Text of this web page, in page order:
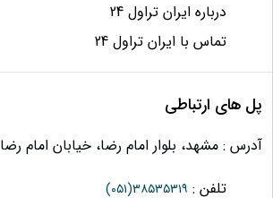
درباره ایران تراول 24
تماس با ایران تراول 24
پل های ارتباطی
آدرس : مشهد، بلوار امام رضا، خیابان امام رضا 2، کوچه کربلا
تلفن : ۳۸۵۳۵۳۱۹(۰۵۱)